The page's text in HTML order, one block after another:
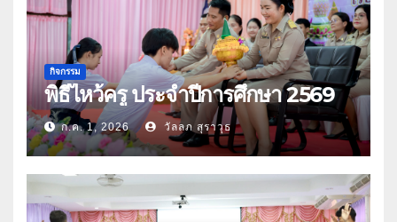
กิจกรรม
พิธีไหว้ครู ประจำปีการศึกษา 2569
ก.ค. 1, 2026 วัลลภ สุราวุธ